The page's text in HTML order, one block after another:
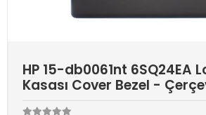
HP 15-db0061nt 6SQ24EA
Kasası Cover Bezel -